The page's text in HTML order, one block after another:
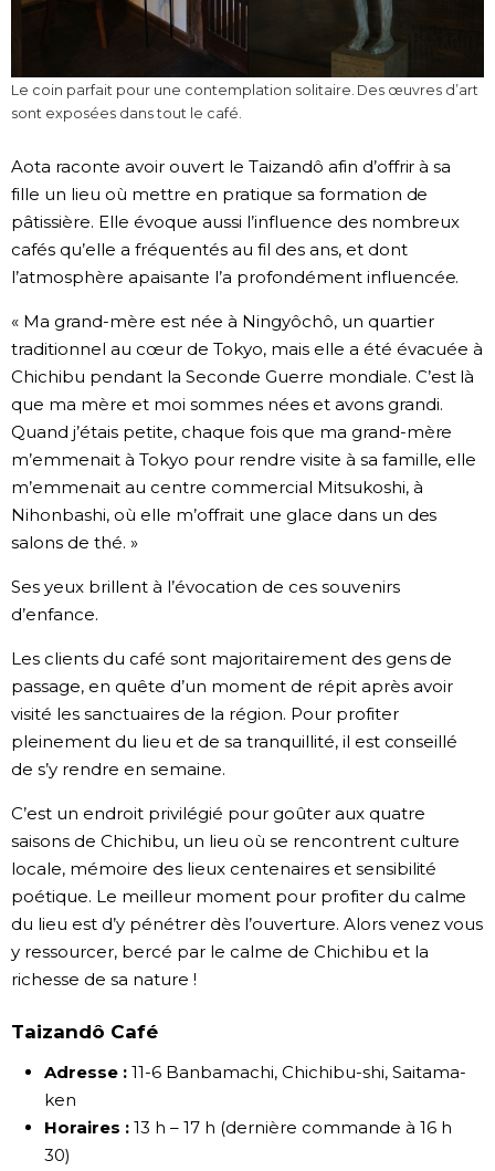
Le coin parfait pour une contemplation solitaire. Des œuvres d’art
sont exposées dans tout le café.
Aota raconte avoir ouvert le Taizandô afin d’offrir à sa
fille un lieu où mettre en pratique sa formation de
pâtissière. Elle évoque aussi l’influence des nombreux
cafés qu’elle a fréquentés au fil des ans, et dont
l’atmosphère apaisante l’a profondément influencée.
« Ma grand-mère est née à Ningyôchô, un quartier
traditionnel au cœur de Tokyo, mais elle a été évacuée à
Chichibu pendant la Seconde Guerre mondiale. C’est là
que ma mère et moi sommes nées et avons grandi.
Quand j’étais petite, chaque fois que ma grand-mère
m’emmenait à Tokyo pour rendre visite à sa famille, elle
m’emmenait au centre commercial Mitsukoshi, à
Nihonbashi, où elle m’offrait une glace dans un des
salons de thé. »
Ses yeux brillent à l’évocation de ces souvenirs
d’enfance.
Les clients du café sont majoritairement des gens de
passage, en quête d’un moment de répit après avoir
visité les sanctuaires de la région. Pour profiter
pleinement du lieu et de sa tranquillité, il est conseillé
de s’y rendre en semaine.
C’est un endroit privilégié pour goûter aux quatre
saisons de Chichibu, un lieu où se rencontrent culture
locale, mémoire des lieux centenaires et sensibilité
poétique. Le meilleur moment pour profiter du calme
du lieu est d’y pénétrer dès l’ouverture. Alors venez vous
y ressourcer, bercé par le calme de Chichibu et la
richesse de sa nature !
Taizandô Café
Adresse :11-6 Banbamachi, Chichibu-shi, Saitama-
ken
Horaires :13 h – 17 h (dernière commande à 16 h
30)